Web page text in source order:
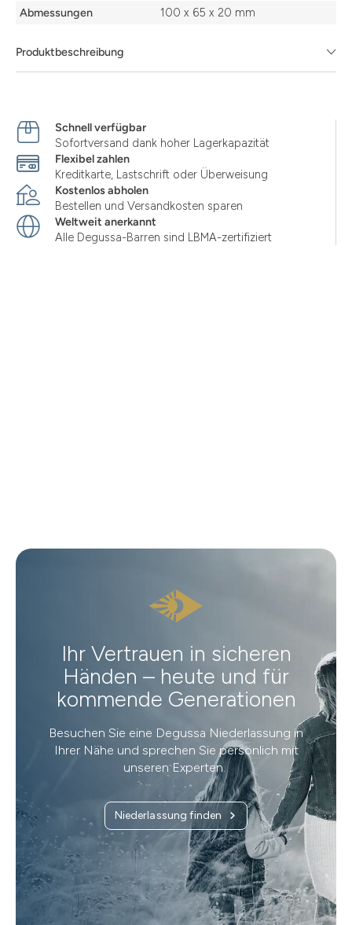
Produktbeschreibung
Details
Abmessungen 100 x 65 x 20 mm
Schnell verfügbar
Sofortversand dank hoher Lagerkapazität
Flexibel zahlen
Kreditkarte, Lastschrift oder Überweisung
Kostenlos abholen
Bestellen und Versandkosten sparen
Weltweit anerkannt
Alle Degussa-Barren sind LBMA-zertifiziert
Ihr Vertrauen in sicheren
Händen – heute und für
kommende Generationen
Besuchen Sie eine Degussa Niederlassung in
Ihrer Nähe und sprechen Sie persönlich mit
unseren Experten.
Niederlassung finden